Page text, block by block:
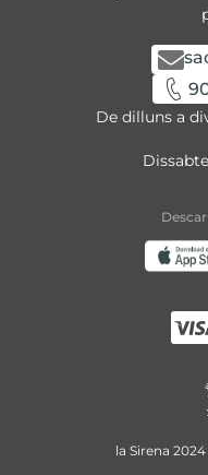
De dilluns a
la Sirena